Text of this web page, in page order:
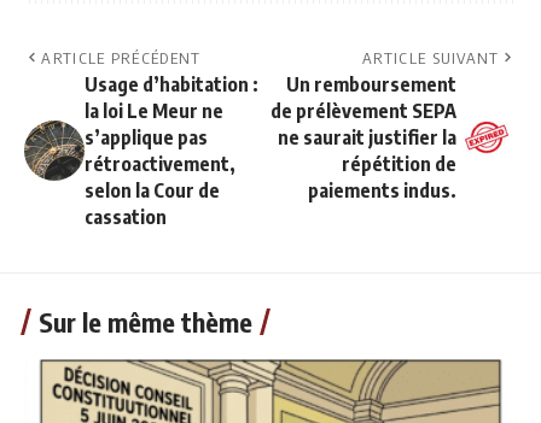
ARTICLE PRÉCÉDENT
Usage d’habitation :
la loi Le Meur ne
s’applique pas
rétroactivement,
selon la Cour de
cassation
ARTICLE SUIVANT
Un remboursement
de prélèvement SEPA
ne saurait justifier la
répétition de
paiements indus.
Sur le même thème